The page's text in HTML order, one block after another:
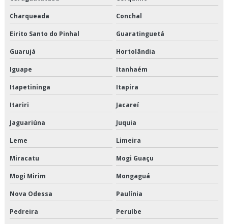
Terceirização de armazenagem para alimentos congelados
Terceirização de armazenagem para alimentos refrigerados
Terceirização de entregas fracionadas
Terceirização de logística de alimentos
Terceirização de logística de alimentos congelados
Terceirização de logística para perecíveis
Terceirização de transporte de alimentos perecíveis
Terceirização de transporte de climatizados
Terceirização de transporte de congelados
Charqueada Conchal
Eirito Santo do Pinhal Guaratinguetá
Guarujá Hortolândia
Iguape Itanhaém
Itapetininga Itapira
Itariri Jacareí
Jaguariúna Juquia
Leme Limeira
Miracatu Mogi Guaçu
Mogi Mirim Mongaguá
Nova Odessa Paulínia
Pedreira Peruíbe